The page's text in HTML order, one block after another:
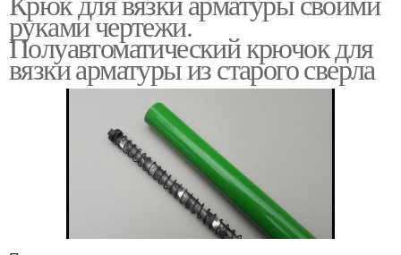
руками чертежи.
Полуавтоматический крючок для
вязки арматуры из старого сверла